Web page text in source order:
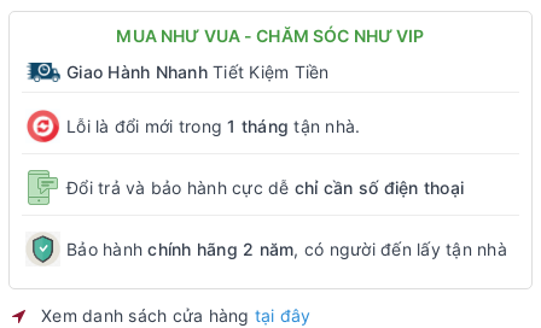
MUA NHƯ VUA - CHĂM SÓC NHƯ VIP
Giao Hành NhanhTiết Kiệm Tiền
Lỗi là đổi mới trong1 tháng tận nhà.
Đổi trả và bảo hành cực dễ chỉ cần số điện thoại
Bảo hànhchính hãng 2 năm, có người đến lấy tận nhà
Xem danh sách cửa hàng tại đây